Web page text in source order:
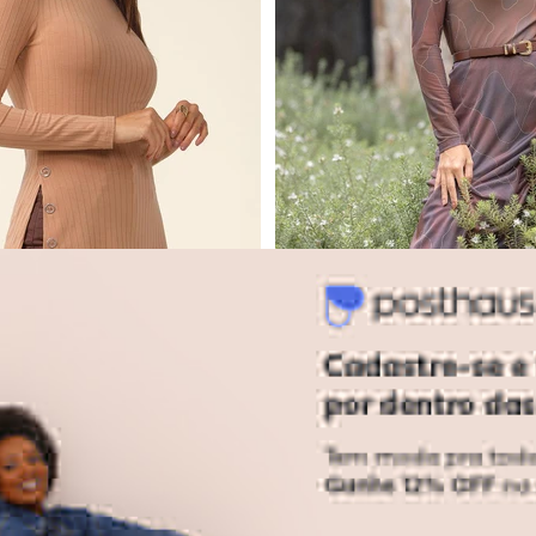
Suede Basic (Marrom)Marialícia - Blusa Feminina
Blusa (Abstrato Marrom)
QUINTESS
A partir deR$ 99,99
3xdeR$ 33,33semjuros
-53%